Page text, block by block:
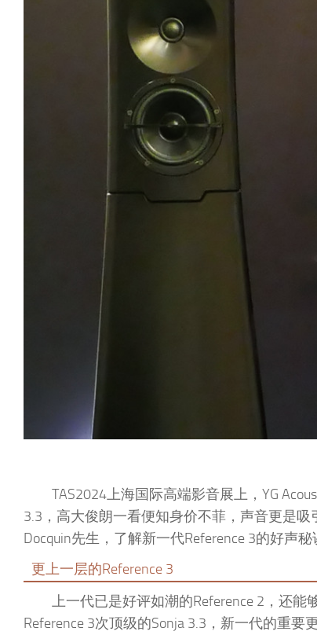
TAS2024上海国际高端影音展上，YG
3.3，高大俊朗一看便知身价不菲，声音更是吸
Docquin先生，了解新一代Reference 3的好声秘
更上一层的Reference 3
上一代已是好评如潮的Reference 2，还能
Reference 3次顶级的Sonja 3.3，新一代的重